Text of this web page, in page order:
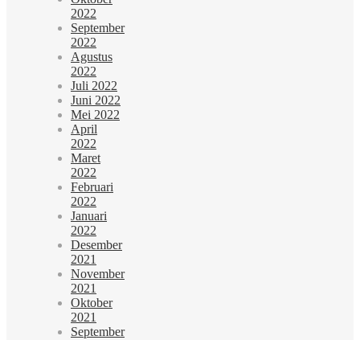
2022
September
2022
Agustus
2022
Juli 2022
Juni 2022
Mei 2022
April
2022
Maret
2022
Februari
2022
Januari
2022
Desember
2021
November
2021
Oktober
2021
September